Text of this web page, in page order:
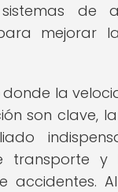
de
mejorar
donde la
son clave,
transporte y
accidentes.